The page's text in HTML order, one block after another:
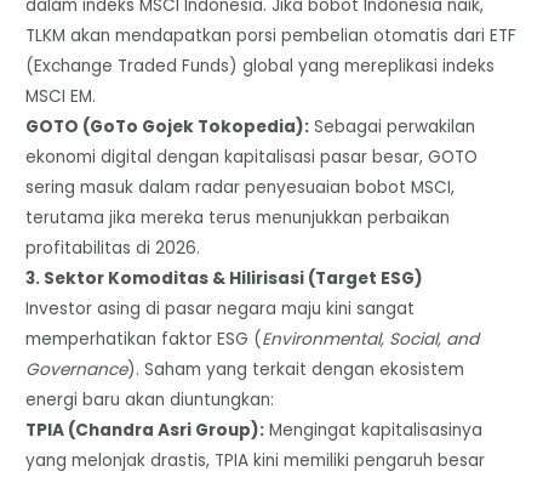
dalam indeks MSCI Indonesia. Jika bobot Indonesia naik,
TLKM akan mendapatkan porsi pembelian otomatis dari ETF
(Exchange Traded Funds) global yang mereplikasi indeks
MSCI EM.
​GOTO (GoTo Gojek Tokopedia): Sebagai perwakilan
ekonomi digital dengan kapitalisasi pasar besar, GOTO
sering masuk dalam radar penyesuaian bobot MSCI,
terutama jika mereka terus menunjukkan perbaikan
profitabilitas di 2026.
​3. Sektor Komoditas & Hilirisasi (Target ESG)
​Investor asing di pasar negara maju kini sangat
memperhatikan faktor ESG (Environmental, Social, and
Governance). Saham yang terkait dengan ekosistem
energi baru akan diuntungkan:
​TPIA (Chandra Asri Group): Mengingat kapitalisasinya
yang melonjak drastis, TPIA kini memiliki pengaruh besar